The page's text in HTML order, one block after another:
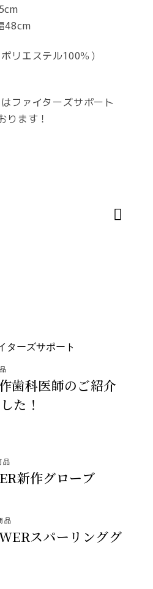
48cm
リエステル100％）
ファイターズサポート
ります！
歯科医師のご紹介
た！
品
新作グローブ
品
スパーリンググ